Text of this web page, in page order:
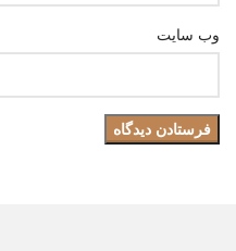
وب‌ سایت